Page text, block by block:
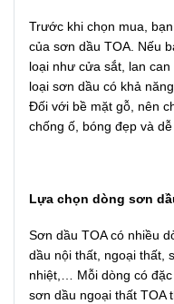
Trước khi chọn mua,
của sơn dầu TOA. Nếu
loại như cửa sắt, lan
loại sơn dầu có khả
Đối với bề mặt gỗ, nên
chống ố, bóng đẹp và dễ
Lựa chọn dòng sơn
Sơn dầu TOA có nhiều
dầu nội thất, ngoại thất,
nhiệt,… Mỗi dòng có
sơn dầu ngoại thất TOA